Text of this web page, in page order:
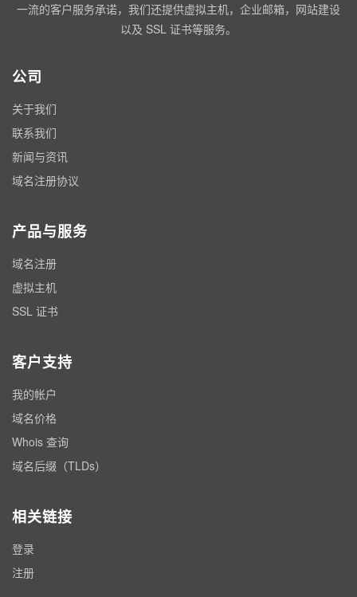
一流的客户服务承诺，我们还提供虚拟主机，企业邮箱，网站建设
以及 SSL 证书等服务。
公司
关于我们
联系我们
新闻与资讯
域名注册协议
产品与服务
域名注册
虚拟主机
SSL 证书
客户支持
我的帐户
域名价格
Whois 查询
域名后缀（TLDs）
相关链接
登录
注册